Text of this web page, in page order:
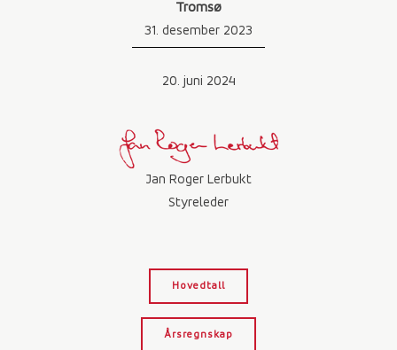
Tromsø
31. desember 2023
20. juni 2024
Jan Roger Lerbukt
Styreleder
Hovedtall
Årsregnskap